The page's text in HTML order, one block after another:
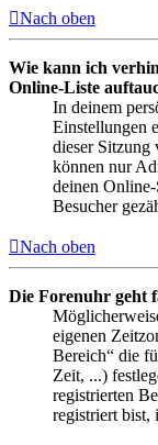
Nach oben
Wie kann ich
Online-Liste
In deinem
Einstellungen
dieser Sitzung
können nur
deinen
Besucher
Nach oben
Die Forenuhr geht
eigenen
Bereich“ die
Zeit, ...)
registrierten
registriert bist,